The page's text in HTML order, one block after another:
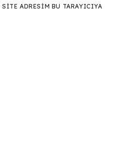
ADRESIM BU TARAYICIYA